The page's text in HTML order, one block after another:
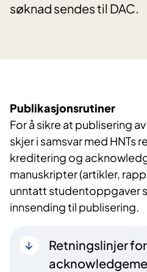
søknad sendes til DAC.
Publikasjonsrutiner
For å sikre at publisering
skjer i samsvar med HNTs
kreditering og
manuskripter (artikler,
unntatt studentoppgaver
innsending til publisering.
Retningslinjer